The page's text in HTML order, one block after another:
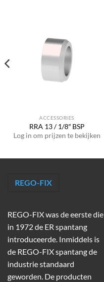
ACCESSORIES
RRA 13 / 1/8″ BSP
Log in om prijzen te bekijken
REGO-FIX
REGO-FIX was de eerste die
in 1972 de ER spantang
introduceerde. Inmiddels is
de REGO-FIX spantang de
industrie standaard
geworden. De producten